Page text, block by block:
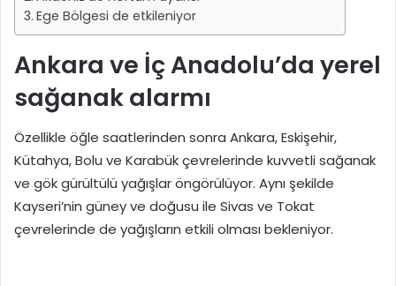
Ege Bölgesi de etkileniyor
Ankara ve İç Anadolu’da yerel
sağanak alarmı
Özellikle öğle saatlerinden sonra Ankara, Eskişehir,
Kütahya, Bolu ve Karabük çevrelerinde kuvvetli sağanak
ve gök gürültülü yağışlar öngörülüyor. Aynı şekilde
Kayseri’nin güney ve doğusu ile Sivas ve Tokat
çevrelerinde de yağışların etkili olması bekleniyor.